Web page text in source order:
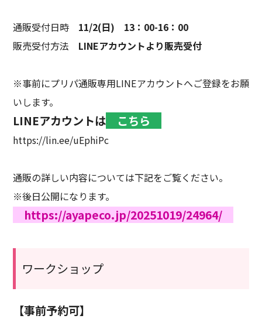
通販受付日時 11/2(日) 13：00-16：00
販売受付方法 LINEアカウントより販売受付
※事前にプリパ通販専用LINEアカウントへご登録をお願
いします。
LINEアカウントは こちら
https://lin.ee/uEphiPc
通販の詳しい内容については下記をご覧ください。
※後日公開になります。
https://ayapeco.jp/20251019/24964/
ワークショップ
【事前予約可】